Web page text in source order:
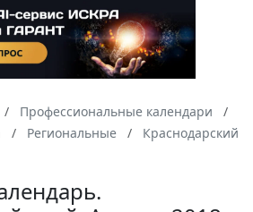
Профессиональные календари
Региональные
Краснодарский